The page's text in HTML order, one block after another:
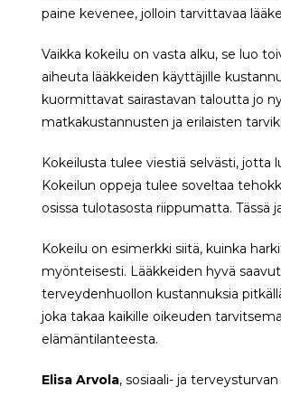
paine kevenee, jolloin tarvittavaa
Vaikka kokeilu on vasta alku, se luo
aiheuta lääkkeiden käyttäjille
kuormittavat sairastavan taloutta jo
matkakustannusten ja erilaisten
Kokeilusta tulee viestiä selvästi, jotta
Kokeilun oppeja tulee soveltaa
osissa tulotasosta riippumatta.
Kokeilu on esimerkki siitä, kuinka
myönteisesti. Lääkkeiden hyvä
terveydenhuollon kustannuksia
joka takaa kaikille oikeuden
elämäntilanteesta.
Elisa Arvola, sosiaali- ja